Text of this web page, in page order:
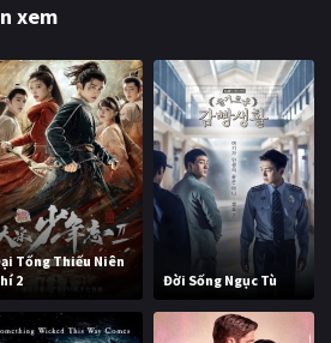
xem
Tống Thiếu Niên
2
Đời Sống Ngục Tù